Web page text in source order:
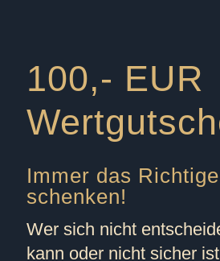
100,- EUR
Immer das Richtige
schenken!
Wer sich nicht
kann oder nicht sicher